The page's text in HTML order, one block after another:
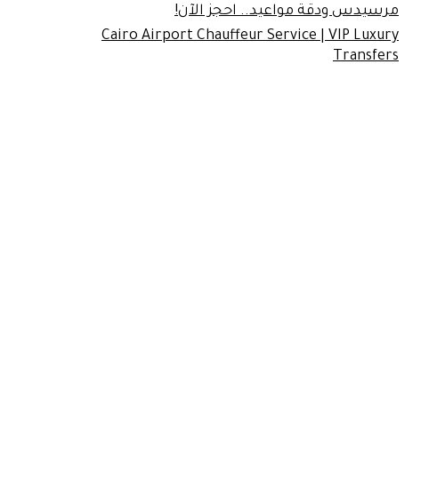
مرسيدس ودقة مواعيد.. احجز الآن!
Cairo Airport Chauffeur Service | VIP Luxury
Transfers